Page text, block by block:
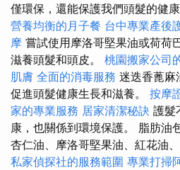
僅環保，還能保護我們頭髮的健康
營養均衡的月子餐 台中專業產後
摩 嘗試使用摩洛哥堅果油或荷荷
滋養頭髮和頭皮。 桃園搬家公司
肌膚 全面的消毒服務 迷迭香蓖麻
促進頭髮健康生長和滋養。 按摩
家的專業服務 居家清潔秘訣 護髮
康，也關係到環境保護。 脂肪油
杏仁油、摩洛哥堅果油、紅花油
私家偵探社的服務範圍 專業打掃